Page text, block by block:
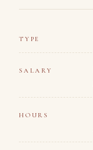
TYPE
SALARY
HOURS